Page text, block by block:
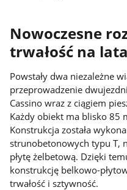
Nowoczesne
trwałość na lata
Powstały dwa niezależne
przeprowadzenie
Cassino wraz z ciągiem
Każdy obiekt ma blisko 85
Konstrukcja została
strunobetonowych typu T,
płytę żelbetową. Dzięki
konstrukcję belkowo-
trwałość i sztywność.